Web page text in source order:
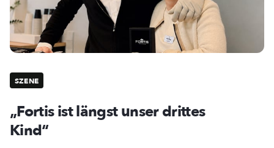
SZENE
„Fortis ist längst unser drittes
Kind“